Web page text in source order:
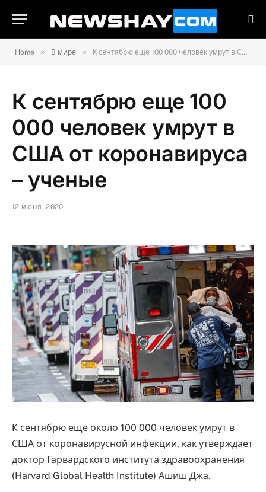
Home » В мире » К сентябрю еще 100 000 человек умрут в США от коронавируса – ученые
К сентябрю еще 100
000 человек умрут в
США от коронавируса
– ученые
12 июня, 2020
К сентябрю еще около 100 000 человек умрут в
США от коронавирусной инфекции, как утверждает
доктор Гарвардского института здравоохранения
(Harvard Global Health Institute) Ашиш Джа.